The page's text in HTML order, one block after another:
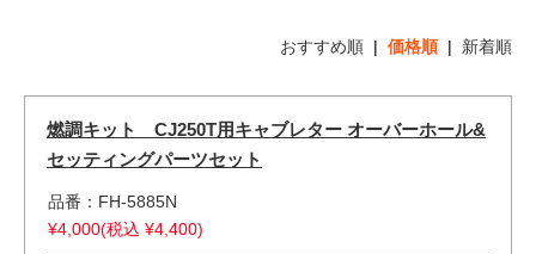
おすすめ順 | 価格順| 新着順
燃調キット CJ250T用キャブレター オーバーホール&
セッティングパーツセット
品番：FH-5885N
¥4,000(税込 ¥4,400)